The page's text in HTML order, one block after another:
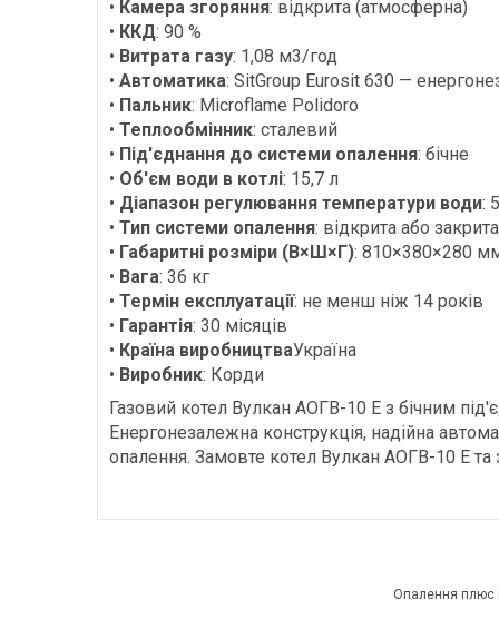
• Камера згоряння: відкрита (атмосферна)
• ККД: 90 %
• Витрата газу: 1,08 м3/год
• Автоматика: SitGroup Eurosit 630 —
• Пальник: Microflame Polidoro
• Теплообмінник: сталевий
• Під'єднання до системи опалення: бічне
• Об'єм води в котлі: 15,7 л
• Діапазон регулювання температури води:
• Тип системи опалення: відкрита або закрита
• Габаритні розміри (В×Ш×Г): 810×380×280
• Вага: 36 кг
• Термін експлуатації: не менш ніж 14 років
• Гарантія: 30 місяців
• Країна виробництваУкраїна
• Виробник: Корди
Газовий котел Вулкан АОГВ-10 Е з бічним
Енергонезалежна конструкція, надійна
опалення. Замовте котел Вулкан АОГВ-10 Е